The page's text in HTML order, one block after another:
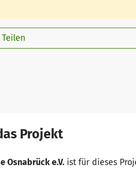
Teilen
Projekt
Osnabrück e.V.ist für dieses